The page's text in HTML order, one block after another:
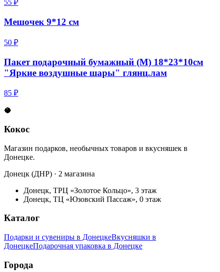
55 ₽
Мешочек 9*12 см
50 ₽
Пакет подарочный бумажный (M) 18*23*10см
"Яркие воздушные шары" глянц.лам
85 ₽
🥥
Кокос
Магазин подарков, необычных товаров и вкусняшек в
Донецке.
Донецк (ДНР) · 2 магазина
Донецк, ТРЦ «Золотое Кольцо», 3 этаж
Донецк, ТЦ «Юзовский Пассаж», 0 этаж
Каталог
Подарки и сувениры в ДонецкеВкусняшки в
ДонецкеПодарочная упаковка в Донецке
Города